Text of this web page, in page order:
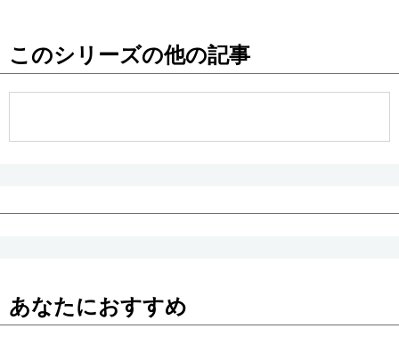
お知らせ
このシリーズの他の記事
あなたにおすすめ